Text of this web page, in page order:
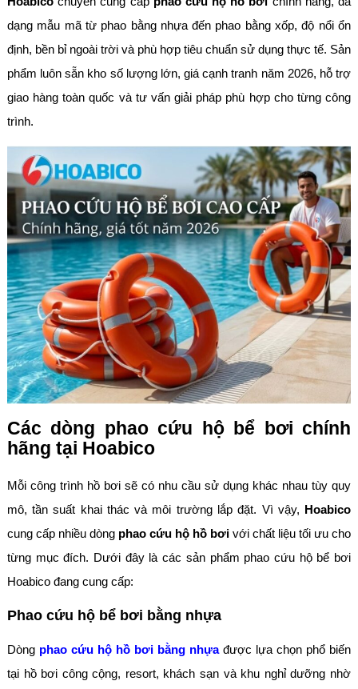
dạng mẫu mã từ phao bằng nhựa đến phao bằng xốp, độ nổi ổn
định, bền bỉ ngoài trời và phù hợp tiêu chuẩn sử dụng thực tế. Sản
phẩm luôn sẵn kho số lượng lớn, giá cạnh tranh năm 2026, hỗ trợ
giao hàng toàn quốc và tư vấn giải pháp phù hợp cho từng công
trình.
Các dòng phao cứu hộ bể bơi chính
hãng tại Hoabico
Mỗi công trình hồ bơi sẽ có nhu cầu sử dụng khác nhau tùy quy
mô, tần suất khai thác và môi trường lắp đặt. Vì vậy, Hoabico
cung cấp nhiều dòng phao cứu hộ hồ bơi với chất liệu tối ưu cho
từng mục đích. Dưới đây là các sản phẩm phao cứu hộ bể bơi
Hoabico đang cung cấp:
Phao cứu hộ bể bơi bằng nhựa
Dòng phao cứu hộ hồ bơi bằng nhựađược lựa chọn phổ biến
tại hồ bơi công cộng, resort, khách sạn và khu nghỉ dưỡng nhờ